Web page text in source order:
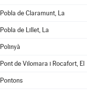
Pobla de Claramunt, La
Pobla de Lillet, La
Polinyà
Pont de Vilomara i Rocafort, El
Pontons